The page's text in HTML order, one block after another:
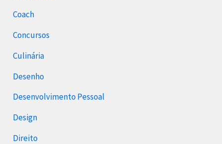
Coach
Concursos
Culinária
Desenho
Desenvolvimento Pessoal
Design
Direito